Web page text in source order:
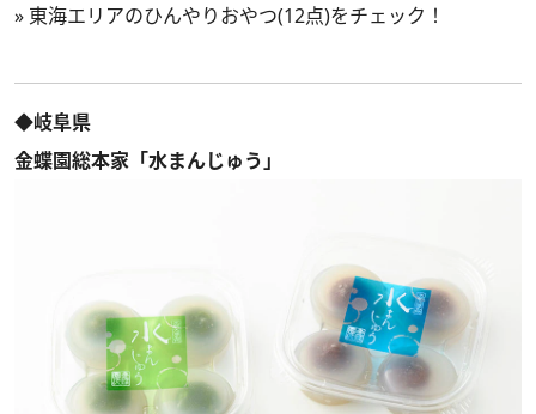
» 東海エリアのひんやりおやつ(12点)をチェック！
◆岐阜県
金蝶園総本家「水まんじゅう」